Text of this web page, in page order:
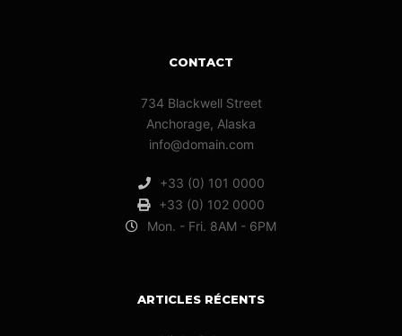
CONTACT
734 Blackwell Street
Anchorage, Alaska
info@domain.com
+33 (0) 101 0000
+33 (0) 102 0000
Mon. - Fri. 8AM - 6PM
ARTICLES RÉCENTS